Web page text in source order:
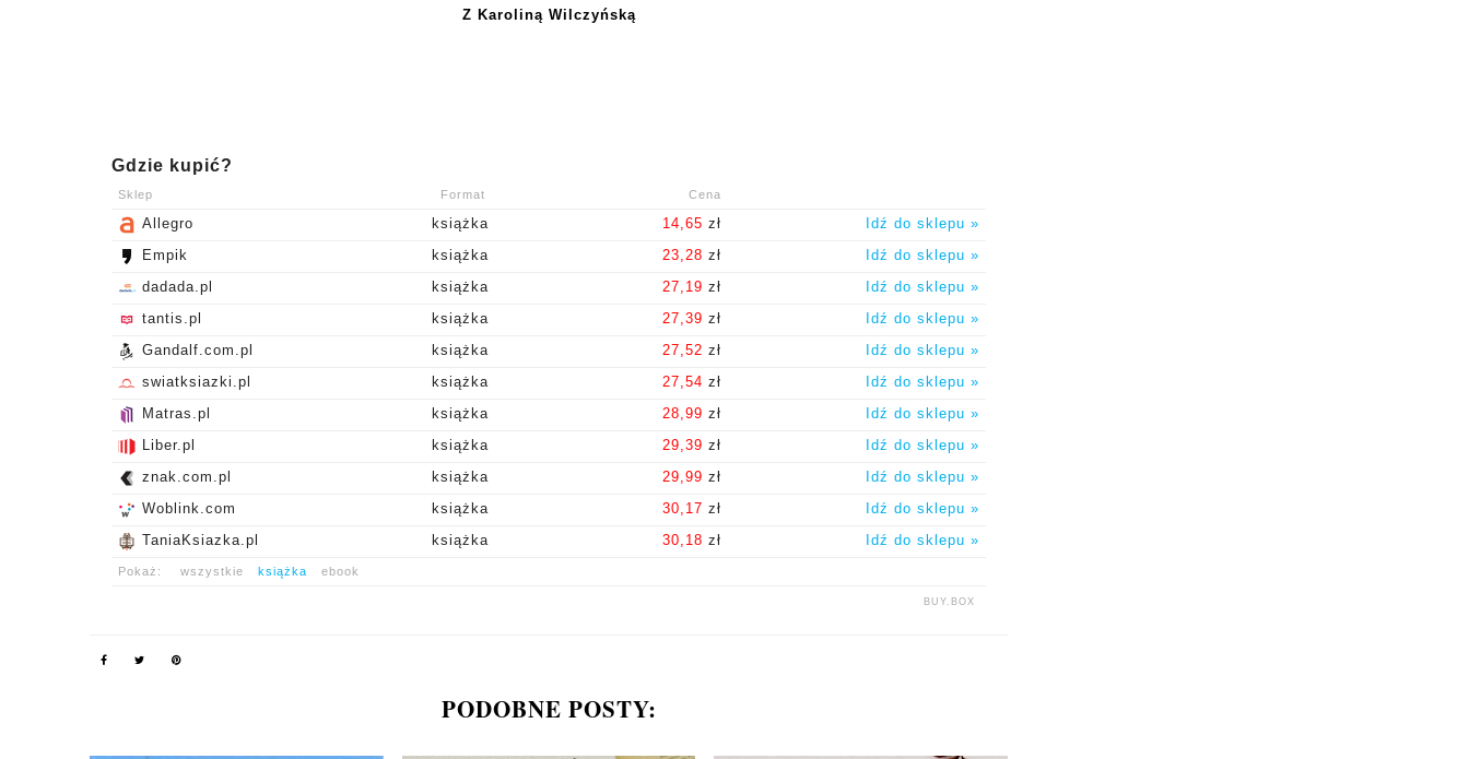
Z Karoliną Wilczyńską
Gdzie kupić?
Sklep Format Cena
Allegro książka 14,65 zł
Idź do sklepu »
Empik
książka 23,28 zł
Idź do sklepu »
dadada.pl
książka 27,19 zł
Idź do sklepu »
tantis.pl
książka 27,39 zł
Idź do sklepu »
Gandalf.com.pl
książka 27,52 zł
Idź do sklepu »
swiatksiazki.pl
książka 27,54 zł
Idź do sklepu »
Matras.pl
książka 28,99 zł
Idź do sklepu »
Liber.pl
książka 29,39 zł
Idź do sklepu »
znak.com.pl
książka 29,99 zł
Idź do sklepu »
Woblink.com
książka 30,17 zł
Idź do sklepu »
TaniaKsiazka.pl
książka 30,18 zł Idź do sklepu »
Pokaż: wszystkie książka ebook
BUY.BOX
PODOBNE POSTY: